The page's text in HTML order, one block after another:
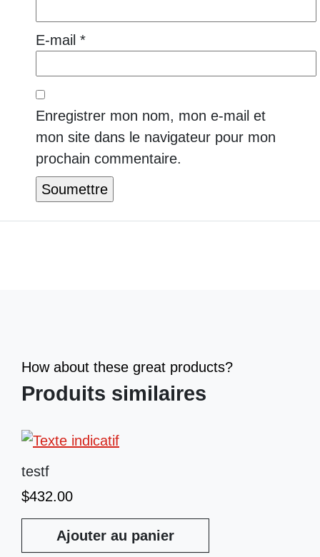
E-mail *
Enregistrer mon nom, mon e-mail et
mon site dans le navigateur pour mon
prochain commentaire.
How about these great products?
Produits similaires
testf
$432.00
Ajouter au panier